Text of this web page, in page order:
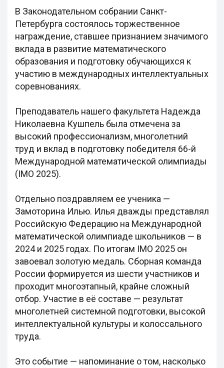
В Законодательном собрании Санкт-
Петербурга состоялось торжественное
награждение, ставшее признанием значимого
вклада в развитие математического
образования и подготовку обучающихся к
участию в международных интеллектуальных
соревнованиях.
Преподаватель нашего факультета Надежда
Николаевна Кушпель была отмечена за
высокий профессионализм, многолетний
труд и вклад в подготовку победителя 66-й
Международной математической олимпиады
(IMO 2025).
Отдельно поздравляем ее ученика —
Замоторина Илью. Илья дважды представлял
Российскую Федерацию на Международной
математической олимпиаде школьников — в
2024 и 2025 годах. По итогам IMO 2025 он
завоевал золотую медаль. Сборная команда
России формируется из шести участников и
проходит многоэтапный, крайне сложный
отбор. Участие в её составе — результат
многолетней системной подготовки, высокой
интеллектуальной культуры и колоссального
труда.
Это событие — напоминание о том, насколько